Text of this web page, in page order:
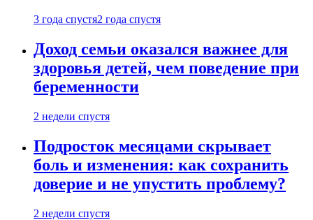
3 года спустя2 года спустя
Доход семьи оказался важнее для
здоровья детей, чем поведение при
беременности
2 недели спустя
Подросток месяцами скрывает
боль и изменения: как сохранить
доверие и не упустить проблему?
2 недели спустя